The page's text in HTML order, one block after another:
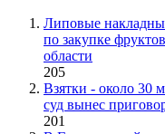
Липовые
по закупке
области
205
Взятки - около 30
суд вынес
201